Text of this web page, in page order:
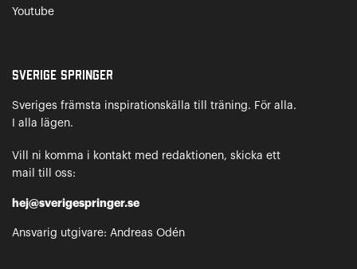
Youtube
Sverige Springer
Sveriges främsta inspirationskälla till träning. För alla.
I alla lägen.
Vill ni komma i kontakt med redaktionen, skicka ett
mail till oss:
hej@sverigespringer.se
Ansvarig utgivare: Andreas Odén